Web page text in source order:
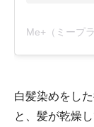
白髪染めをし
と、髪が乾燥